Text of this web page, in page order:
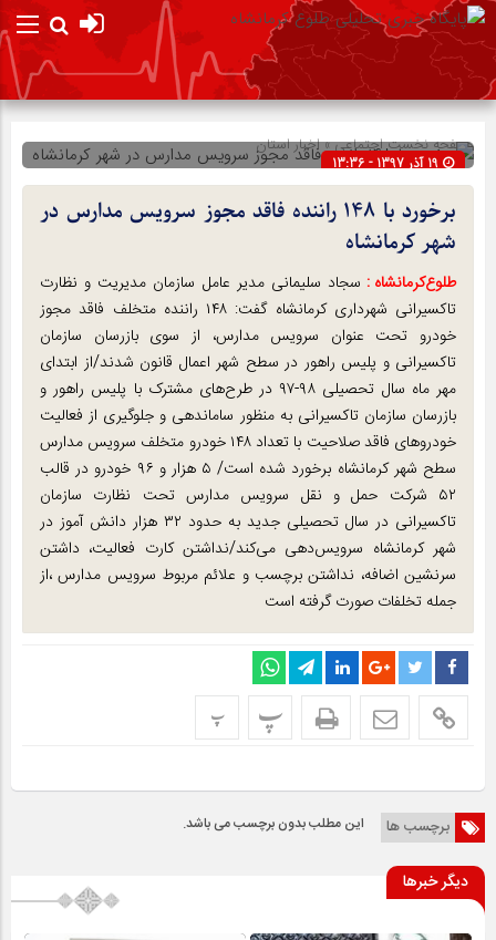
صفحه نخستاجتماعی»اخبار استان
19 آذر 1397 - 13:36
شناسه : 13056
برخورد با ۱۴۸ راننده فاقد مجوز سرویس مدارس در
شهر کرمانشاه
طلوع‌‌کرمانشاه : سجاد سلیمانی مدیر عامل سازمان مدیریت و نظارت
تاکسیرانی شهرداری کرمانشاه گفت: ۱۴۸ راننده متخلف فاقد مجوز
خودرو تحت عنوان سرویس مدارس، از سوی بازرسان سازمان
تاکسیرانی و پلیس راهور در سطح شهر اعمال قانون شدند/از ابتدای
مهر ماه سال تحصیلی ۹۸-۹۷ در طرح‌های مشترک با پلیس راهور و
بازرسان سازمان تاکسیرانی به منظور ساماندهی و جلوگیری از فعالیت
خودروهای فاقد صلاحیت با تعداد ۱۴۸ خودرو متخلف سرویس مدارس
سطح شهر کرمانشاه برخورد شده است/ ۵ هزار و ۹۶ خودرو در قالب
۵۲ شرکت حمل و نقل سرویس مدارس تحت نظارت سازمان
تاکسیرانی در سال تحصیلی جدید به حدود ۳۲ هزار دانش آموز در
شهر کرمانشاه سرویس‌دهی می‌کند/نداشتن کارت فعالیت، داشتن
سرنشین اضافه، نداشتن برچسب و علائم مربوط سرویس مدارس ،از
جمله تخلفات صورت گرفته است
پ پ
برچسب ها این مطلب بدون برچسب می باشد.
دیگر خبرها